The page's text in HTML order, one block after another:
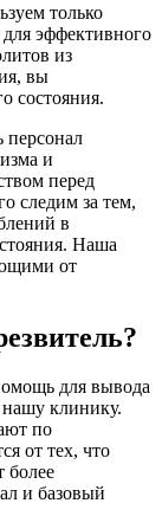
только
эффективного
из
вы
состояния.
персонал
и
перед
следим за тем,
в
Наша
от
для вывода
нашу клинику.
по
от тех, что
более
и базовый